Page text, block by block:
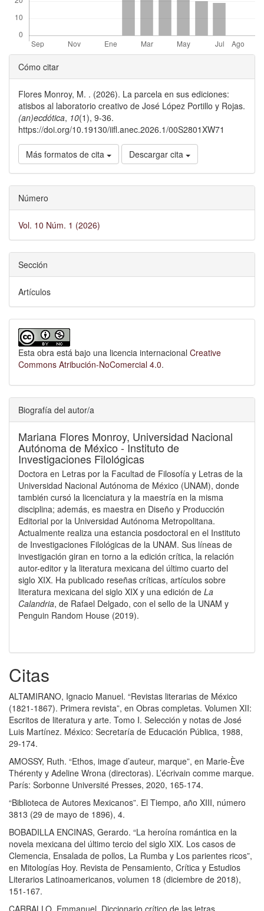
Detalles
del
artículo
Cómo citar
Flores Monroy, M. . (2026). La parcela en sus ediciones:
atisbos al laboratorio creativo de José López Portillo y Rojas.
(an)ecdótica, 10(1), 9-36.
https://doi.org/10.19130/iifl.anec.2026.1/00S2801XW71
Más formatos de cita Descargar cita
Número
Vol. 10 Núm. 1 (2026)
Sección
Artículos
Esta obra está bajo una licencia internacional Creative
Commons Atribución-NoComercial 4.0.
Biografía del autor/a
Mariana Flores Monroy, Universidad Nacional
Autónoma de México - Instituto de
Investigaciones Filológicas
Doctora en Letras por la Facultad de Filosofía y Letras de la
Universidad Nacional Autónoma de México (UNAM), donde
también cursó la licenciatura y la maestría en la misma
disciplina; además, es maestra en Diseño y Producción
Editorial por la Universidad Autónoma Metropolitana.
Actualmente realiza una estancia posdoctoral en el Instituto
de Investigaciones Filológicas de la UNAM. Sus líneas de
investigación giran en torno a la edición crítica, la relación
autor-editor y la literatura mexicana del último cuarto del
siglo XIX. Ha publicado reseñas críticas, artículos sobre
literatura mexicana del siglo XIX y una edición de La
Calandria, de Rafael Delgado, con el sello de la UNAM y
Penguin Random House (2019).
Citas
ALTAMIRANO, Ignacio Manuel. “Revistas literarias de México
(1821-1867). Primera revista”, en Obras completas. Volumen XII:
Escritos de literatura y arte. Tomo I. Selección y notas de José
Luis Martínez. México: Secretaría de Educación Pública, 1988,
29-174.
AMOSSY, Ruth. “Ethos, image d’auteur, marque”, en Marie-Ève
Thérenty y Adeline Wrona (directoras). L’écrivain comme marque.
París: Sorbonne Université Presses, 2020, 165-174.
“Biblioteca de Autores Mexicanos”. El Tiempo, año XIII, número
3813 (29 de mayo de 1896), 4.
BOBADILLA ENCINAS, Gerardo. “La heroína romántica en la
novela mexicana del último tercio del siglo XIX. Los casos de
Clemencia, Ensalada de pollos, La Rumba y Los parientes ricos”,
en Mitologías Hoy. Revista de Pensamiento, Crítica y Estudios
Literarios Latinoamericanos, volumen 18 (diciembre de 2018),
151-167.